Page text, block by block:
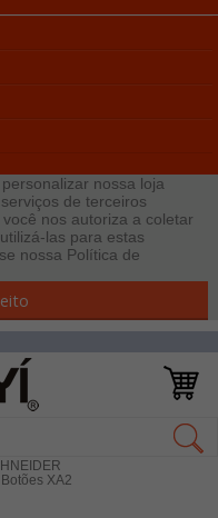
nossa loja
de terceiros
nos autoriza a coletar
las para estas
nossa Política de
Botões XA2